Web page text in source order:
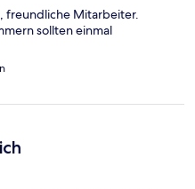
freundliche Mitarbeiter.
sollten einmal